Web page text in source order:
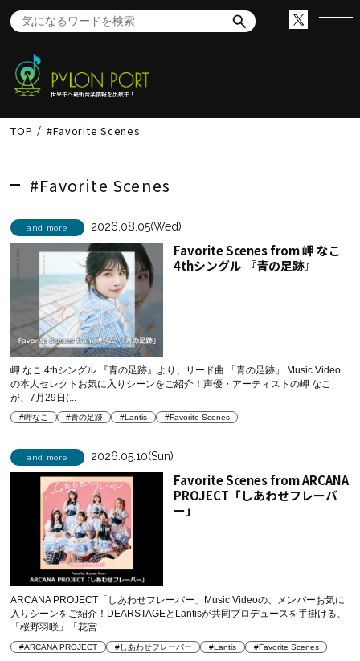
世界中へ最新音楽情報を出航中！
TOP #Favorite Scenes
#Favorite Scenes
and more 2026.08.05(Wed)
Favorite Scenes from 岬 なこ
4thシングル 『青の足跡』
岬 なこ 4thシングル 『青の足跡』より、リード曲 「青の足跡」 Music Video
の本人セレクトお気に入りシーンをご紹介！声優・アーティストの岬 なこ
が、7月29日(...
#岬なこ #青の足跡 #Lantis #Favorite Scenes
and more 2026.05.10(Sun)
Favorite Scenes from ARCANA
PROJECT「しあわせフレーバ
ー」
ARCANA PROJECT「しあわせフレーバー」Music Videoの、メンバーお気に
入りシーンをご紹介！DEARSTAGEとLantisが共同プロデュースを手掛ける、
「桜野羽咲」「花宮...
#ARCANA PROJECT #しあわせフレーバー #Lantis #Favorite Scenes